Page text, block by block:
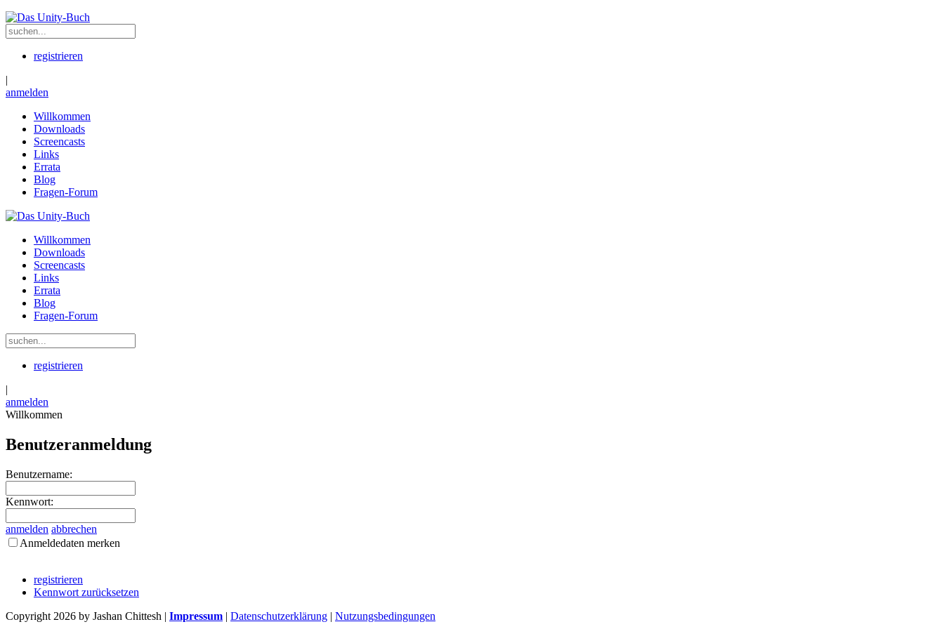
registrieren
|
anmelden
Willkommen
Downloads
Screencasts
Links
Errata
Blog
Fragen-Forum
Willkommen
Downloads
Screencasts
Links
Errata
Blog
Fragen-Forum
registrieren
|
anmelden
Willkommen
Benutzeranmeldung
Benutzername:
Kennwort:
anmelden abbrechen
Anmeldedaten merken
registrieren
Kennwort zurücksetzen
Copyright 2026 by Jashan Chittesh | Impressum | Datenschutzerklärung | Nutzungsbedingungen